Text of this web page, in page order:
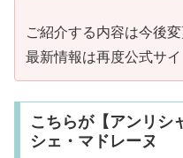
ご紹介する内容は今後
最新情報は再度公式サイ
こちらが【アンリシ
シェ・マドレーヌ